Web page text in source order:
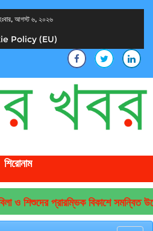
আগস্ট ৬, ২০২৬
Policy (EU)
শিরোনাম
ও শিশুদের প্রারম্ভিক বিকাশে সমন্বিত